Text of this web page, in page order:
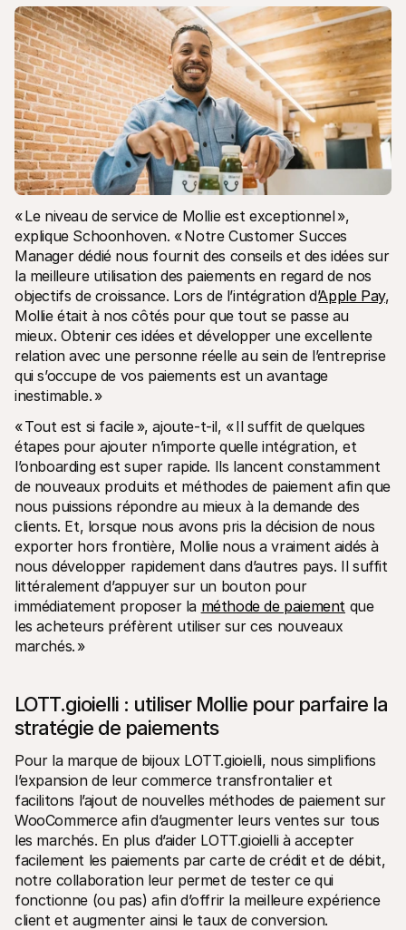
« Le niveau de service de Mollie est exceptionnel »,
explique Schoonhoven. « Notre Customer Succes
Manager dédié nous fournit des conseils et des idées sur
la meilleure utilisation des paiements en regard de nos
objectifs de croissance. Lors de l’intégration d’Apple Pay,
Mollie était à nos côtés pour que tout se passe au
mieux. Obtenir ces idées et développer une excellente
relation avec une personne réelle au sein de l’entreprise
qui s’occupe de vos paiements est un avantage
inestimable. »
« Tout est si facile », ajoute-t-il, « Il suffit de quelques
étapes pour ajouter n’importe quelle intégration, et
l’onboarding est super rapide. Ils lancent constamment
de nouveaux produits et méthodes de paiement afin que
nous puissions répondre au mieux à la demande des
clients. Et, lorsque nous avons pris la décision de nous
exporter hors frontière, Mollie nous a vraiment aidés à
nous développer rapidement dans d’autres pays. Il suffit
littéralement d’appuyer sur un bouton pour
immédiatement proposer la méthode de paiement que
les acheteurs préfèrent utiliser sur ces nouveaux
marchés. »
LOTT.gioielli : utiliser Mollie pour parfaire la
stratégie de paiements
Pour la marque de bijoux LOTT.gioielli, nous simplifions
l’expansion de leur commerce transfrontalier et
facilitons l’ajout de nouvelles méthodes de paiement sur
WooCommerce afin d’augmenter leurs ventes sur tous
les marchés. En plus d’aider LOTT.gioielli à accepter
facilement les paiements par carte de crédit et de débit,
notre collaboration leur permet de tester ce qui
fonctionne (ou pas) afin d’offrir la meilleure expérience
client et augmenter ainsi le taux de conversion.